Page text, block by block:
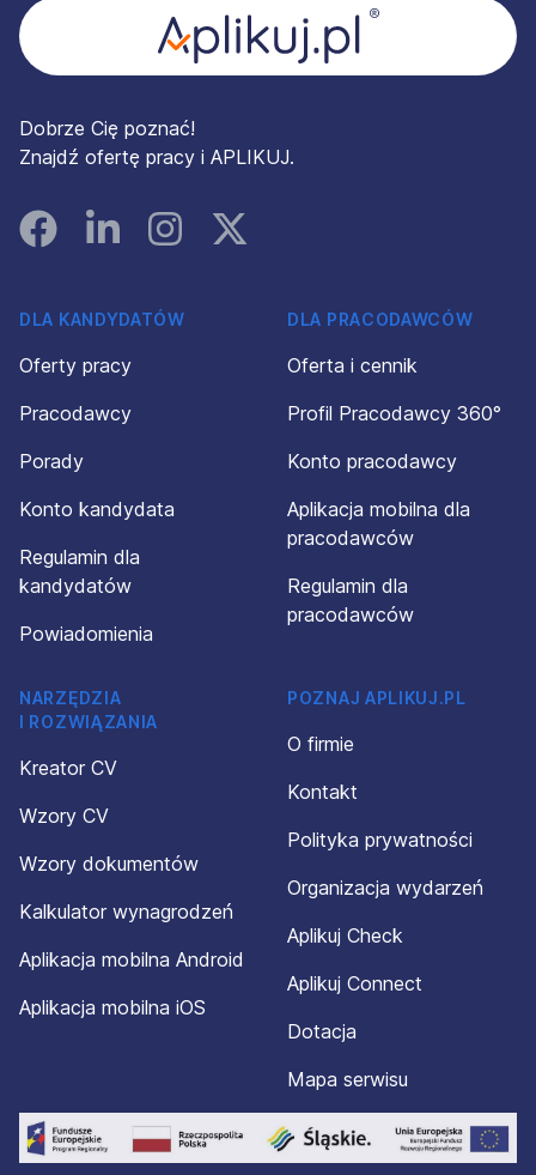
Dobrze Cię poznać!
Znajdź ofertę pracy i APLIKUJ.
FacebookLinked InInstagramInstagram
DLA KANDYDATÓW
Oferty pracy
Pracodawcy
Porady
Konto kandydata
Regulamin dla
kandydatów
Powiadomienia
DLA PRACODAWCÓW
Oferta i cennik
Profil Pracodawcy 360°
Konto pracodawcy
Aplikacja mobilna dla
pracodawców
Regulamin dla
pracodawców
NARZĘDZIA
I ROZWIĄZANIA
Kreator CV
Wzory CV
Wzory dokumentów
Kalkulator wynagrodzeń
Aplikacja mobilna Android
Aplikacja mobilna iOS
POZNAJ APLIKUJ.PL
O firmie
Kontakt
Polityka prywatności
Organizacja wydarzeń
Aplikuj Check
Aplikuj Connect
Dotacja
Mapa serwisu